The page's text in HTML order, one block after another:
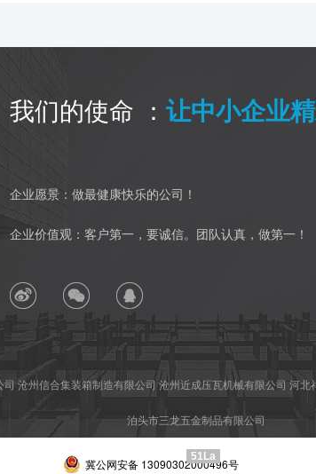
我们的使命 ： 让中小企业
企业愿景：做最健康快乐的公司！
企业价值观：客户第一，要诚信。团队认真，做第一！
司 沧州信合集装箱制造有限公司 沧州近成压瓦机械有限公司 河北
泊头市三龙五金制品有限公司
51La
冀公网安备 13090302000496号